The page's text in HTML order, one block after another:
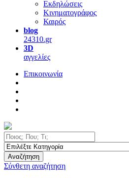
Εκδηλώσεις
Κινηματογράφος
Καιρός
blog
24310.gr
3D
αγγελίες
Επικοινωνία
Αναζήτηση
Σύνθετη αναζήτηση